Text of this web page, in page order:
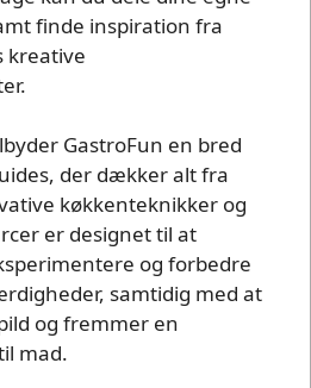
finde inspiration fra
kreative
GastroFun en bred
der dækker alt fra
køkkenteknikker og
er designet til at
og forbedre
samtidig med at
og fremmer en
mad.